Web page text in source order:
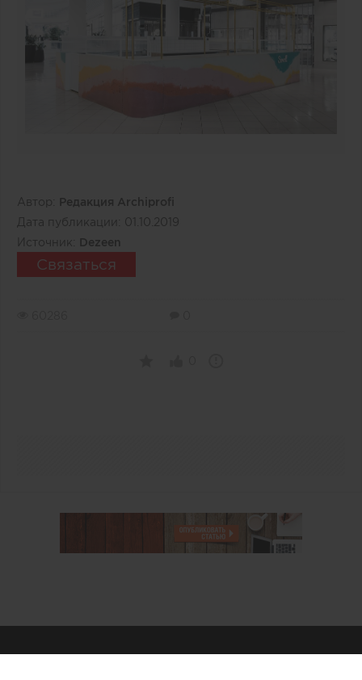
Автор:
Редакция Archiprofi
Дата публикации: 01.10.2019
Источник:
Dezeen
Связаться